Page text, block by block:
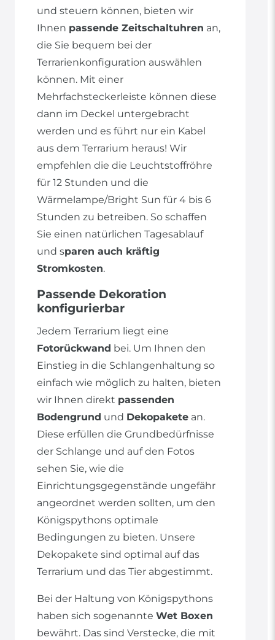
und steuern können, bieten wir
Ihnen passende Zeitschaltuhren an,
die Sie bequem bei der
Terrarienkonfiguration auswählen
können. Mit einer
Mehrfachsteckerleiste können diese
dann im Deckel untergebracht
werden und es führt nur ein Kabel
aus dem Terrarium heraus! Wir
empfehlen die die Leuchtstoffröhre
für 12 Stunden und die
Wärmelampe/Bright Sun für 4 bis 6
Stunden zu betreiben. So schaffen
Sie einen natürlichen Tagesablauf
und sparen auch kräftig
Stromkosten.
Passende Dekoration
konfigurierbar
Jedem Terrarium liegt eine
Fotorückwand bei. Um Ihnen den
Einstieg in die Schlangenhaltung so
einfach wie möglich zu halten, bieten
wir Ihnen direkt passenden
Bodengrund und Dekopakete an.
Diese erfüllen die Grundbedürfnisse
der Schlange und auf den Fotos
sehen Sie, wie die
Einrichtungsgegenstände ungefähr
angeordnet werden sollten, um den
Königspythons optimale
Bedingungen zu bieten. Unsere
Dekopakete sind optimal auf das
Terrarium und das Tier abgestimmt.
Bei der Haltung von Königspythons
haben sich sogenannte Wet Boxen
bewährt. Das sind Verstecke, die mit